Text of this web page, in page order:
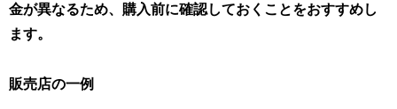
金が異なるため、購入前に確認しておくことをおすすめし
ます。
販売店の一例